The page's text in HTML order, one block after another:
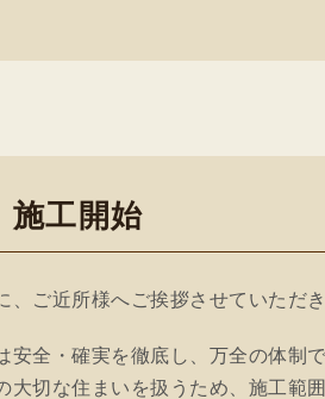
施工開始
、ご近所様へご挨拶させていただき
安全・確実を徹底し、万全の体制
大切な住まいを扱うため、施工範